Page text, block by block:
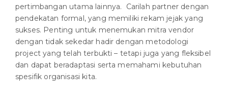
pertimbangan utama lainnya. Carilah partner dengan
pendekatan formal, yang memiliki rekam jejak yang
sukses. Penting untuk menemukan mitra vendor
dengan tidak sekedar hadir dengan metodologi
project yang telah terbukti – tetapi juga yang fleksibel
dan dapat beradaptasi serta memahami kebutuhan
spesifik organisasi kita.